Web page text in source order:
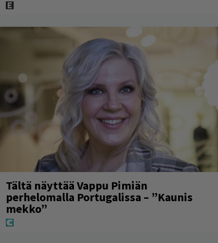
Tältä näyttää Vappu Pimiän
perhelomalla Portugalissa – ”Kaunis
mekko”